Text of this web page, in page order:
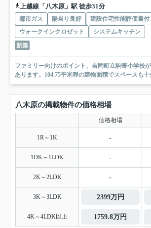
上越線「八木原」駅 徒歩31分
都市ガス 陽当り良好 建設住宅性能評価書付
ウォークインクロゼット
システムキッチン
新築
ファミリー向けのポイント、吉岡町立駒寄小学校
あります。104.75平米程の建物面積でスペースも十
八木原の掲載物件の価格相場
価格相場
1R～1K -
1DK～1LDK -
2K～2LDK -
3K～3LDK 2399万円
4K～4LDK以上 1759.8万円